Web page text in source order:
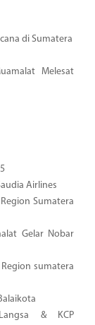
di Sumatera
Melesat
Airlines
Sumatera
Gelar Nobar
sumatera
& KCP